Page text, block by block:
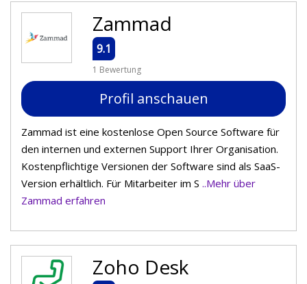
Zammad
9.1
1 Bewertung
Profil anschauen
Zammad ist eine kostenlose Open Source Software für
den internen und externen Support Ihrer Organisation.
Kostenpflichtige Versionen der Software sind als SaaS-
Version erhältlich. Für Mitarbeiter im S ..Mehr über
Zammad erfahren
Zoho Desk